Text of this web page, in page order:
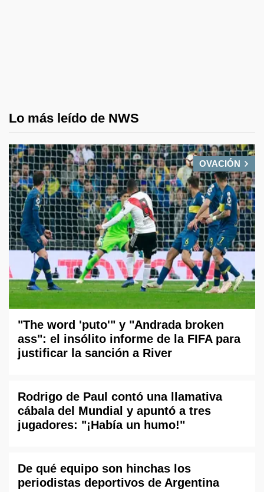
Lo más leído de NWS
OVACIÓN
"The word 'puto'" y "Andrada broken
ass": el insólito informe de la FIFA para
justificar la sanción a River
Rodrigo de Paul contó una llamativa
cábala del Mundial y apuntó a tres
jugadores: "¡Había un humo!"
De qué equipo son hinchas los
periodistas deportivos de Argentina